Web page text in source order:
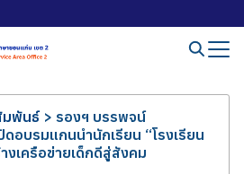
มพันธ์> รองฯ บรรพจน์
อบรมแกนนำนักเรียน “โรงเรียน
เครือข่ายเด็กดีสู่สังคม